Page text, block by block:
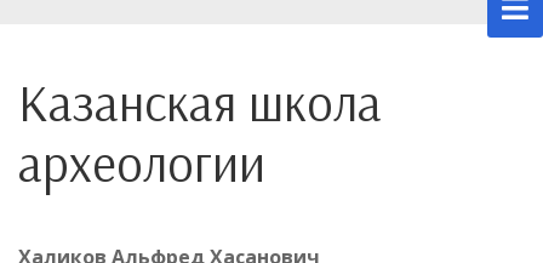
Казанская школа
археологии
Халиков Альфред Хасанович